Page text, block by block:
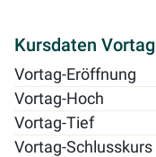
Kursdaten Vortag
Vortag-Eröffnung
Vortag-Hoch
Vortag-Tief
Vortag-Schlusskurs